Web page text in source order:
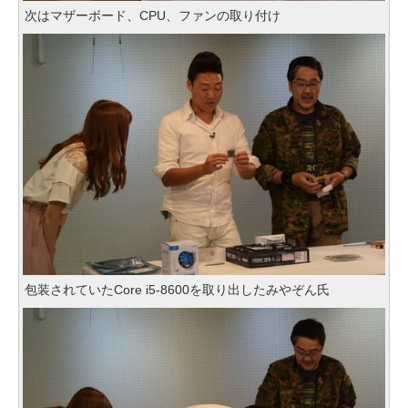
次はマザーボード、CPU、ファンの取り付け
包装されていたCore i5-8600を取り出したみやぞん氏